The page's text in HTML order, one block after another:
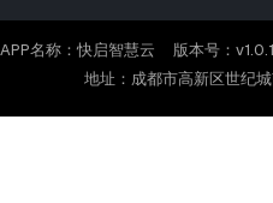
APP名称：快启智慧云 版本号：
地址：成都市高新区世纪